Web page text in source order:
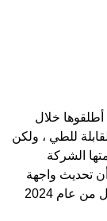
أطلقوها خلال
للطي ، ولكن
الشركة
أن تحديث واجهة
One UI 6.1 سيأتي إلى الأجهزة في النصف الأول من عام 2024